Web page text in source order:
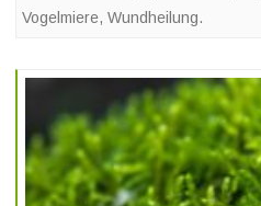
Vogelmiere, Wundheilung.